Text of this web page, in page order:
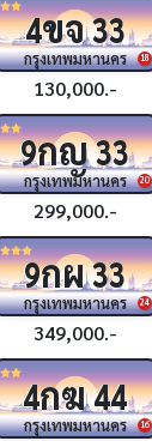
18
4ขจ33
กรุงเทพมหานคร
130,000.-
20
9กญ33
กรุงเทพมหานคร
299,000.-
24
9กผ33
กรุงเทพมหานคร
349,000.-
16
4กฆ44
กรุงเทพมหานคร